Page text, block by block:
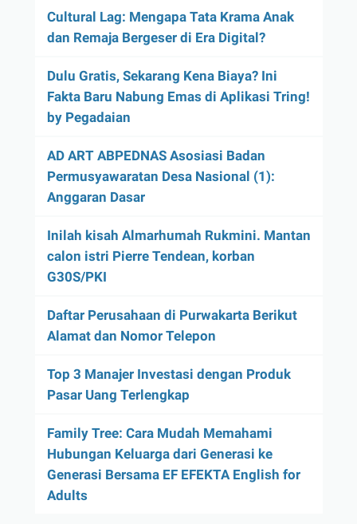
Cultural Lag: Mengapa Tata Krama Anak
dan Remaja Bergeser di Era Digital?
Dulu Gratis, Sekarang Kena Biaya? Ini
Fakta Baru Nabung Emas di Aplikasi Tring!
by Pegadaian
AD ART ABPEDNAS Asosiasi Badan
Permusyawaratan Desa Nasional (1):
Anggaran Dasar
Inilah kisah Almarhumah Rukmini. Mantan
calon istri Pierre Tendean, korban
G30S/PKI
Daftar Perusahaan di Purwakarta Berikut
Alamat dan Nomor Telepon
Top 3 Manajer Investasi dengan Produk
Pasar Uang Terlengkap
Family Tree: Cara Mudah Memahami
Hubungan Keluarga dari Generasi ke
Generasi Bersama EF EFEKTA English for
Adults